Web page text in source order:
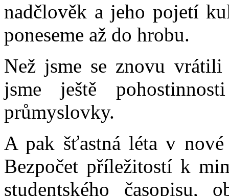
nadčlověk a jeho pojetí
poneseme až do hrobu.
Než jsme se znovu
jsme ještě
průmyslovky.
A pak šťastná léta v
Bezpočet příležitostí k
studentského časopisu,